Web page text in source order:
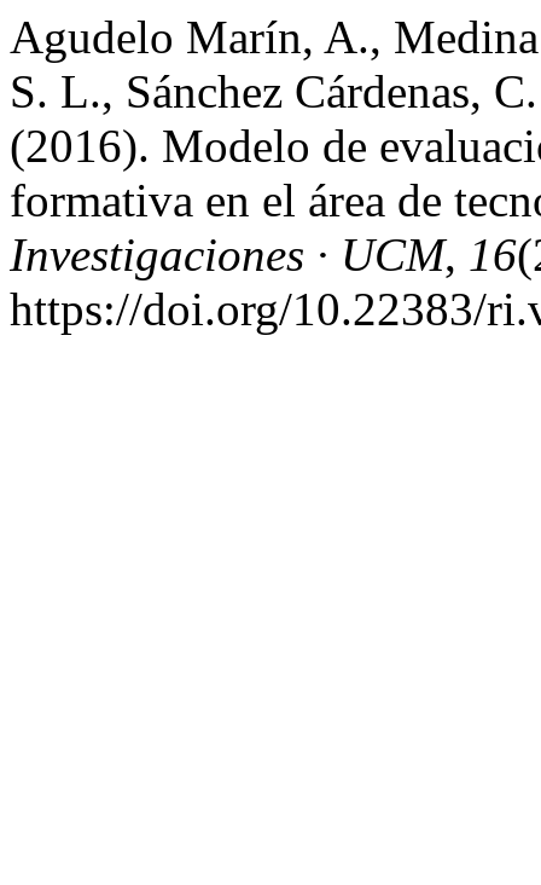
Agudelo Marín, A.,
S. L., Sánchez Cárdenas,
(2016). Modelo de
formativa en el área de
Investigaciones · UCM, 16
https://doi.org/10.22383/